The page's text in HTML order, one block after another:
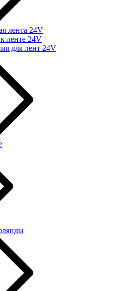
лента 24V
ленте 24V
для лент 24V